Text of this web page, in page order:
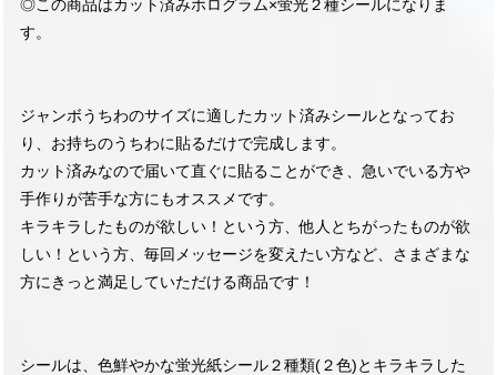
◎この商品はカット済みホログラム×蛍光２種シールになりま
す。
ジャンボうちわのサイズに適したカット済みシールとなってお
り、お持ちのうちわに貼るだけで完成します。
カット済みなので届いて直ぐに貼ることができ、急いでいる方や
手作りが苦手な方にもオススメです。
キラキラしたものが欲しい！という方、他人とちがったものが欲
しい！という方、毎回メッセージを変えたい方など、さまざまな
方にきっと満足していただける商品です！
シールは、色鮮やかな蛍光紙シール２種類(２色)とキラキラした